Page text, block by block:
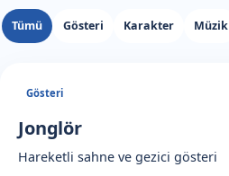
Tümü Gösteri Karakter Müzik
Gösteri
Jonglör
Hareketli sahne ve gezici gösteri